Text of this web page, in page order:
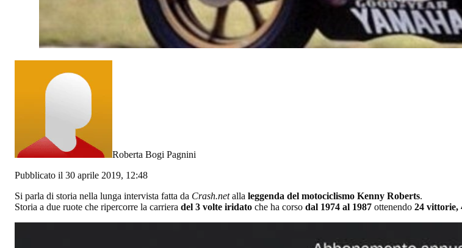
Roberta Bogi Pagnini
Pubblicato il 30 aprile 2019, 12:48
Si parla di storia nella lunga intervista fatta da Crash.netalla leggenda del motociclismo Kenny Roberts.
Storia a due ruote che ripercorre la carriera del 3 volte iridato che ha corso dal 1974 al 1987 ottenendo 24 vittorie,